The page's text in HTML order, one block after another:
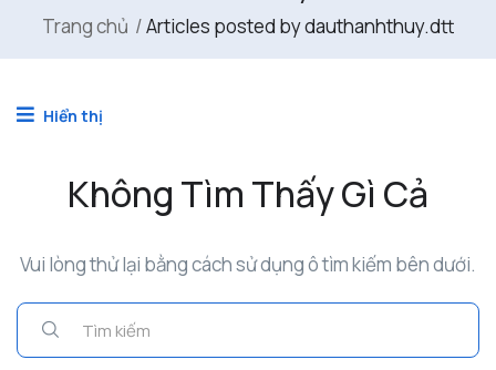
Trang chủ Articles posted by dauthanhthuy.dtt
Hiển thị
Không Tìm Thấy Gì Cả
Vui lòng thử lại bằng cách sử dụng ô tìm kiếm bên dưới.